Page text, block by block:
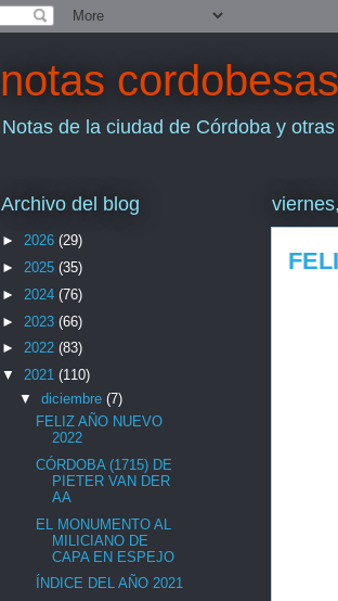
notas cordobesas
Notas de la ciudad de Córdoba y
Archivo del blog
► 2026 (29)
► 2025 (35)
► 2024 (76)
► 2023 (66)
► 2022 (83)
▼ 2021 (110)
▼ diciembre (7)
FELIZ AÑO NUEVO
2022
CÓRDOBA (1715) DE
PIETER VAN DER
AA
EL MONUMENTO AL
MILICIANO DE
CAPA EN ESPEJO
ÍNDICE DEL AÑO 2021